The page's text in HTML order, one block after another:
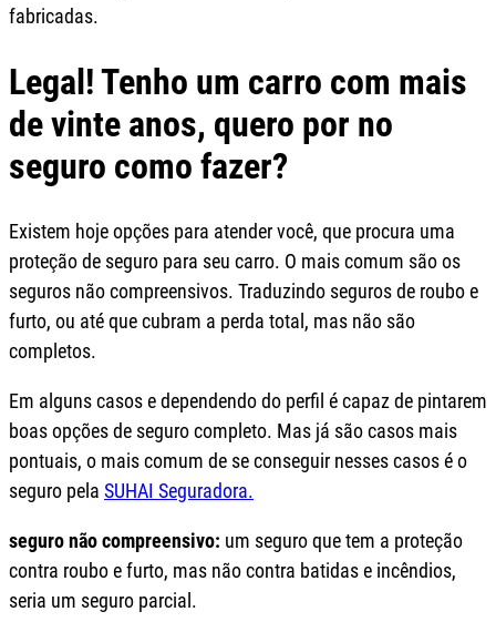
fabricadas.
Legal! Tenho um carro com mais
de vinte anos, quero por no
seguro como fazer?
Existem hoje opções para atender você, que procura uma
proteção de seguro para seu carro. O mais comum são os
seguros não compreensivos. Traduzindo seguros de roubo e
furto, ou até que cubram a perda total, mas não são
completos.
Em alguns casos e dependendo do perfil é capaz de pintarem
boas opções de seguro completo. Mas já são casos mais
pontuais, o mais comum de se conseguir nesses casos é o
seguro pela SUHAI Seguradora.
seguro não compreensivo: um seguro que tem a proteção
contra roubo e furto, mas não contra batidas e incêndios,
seria um seguro parcial.